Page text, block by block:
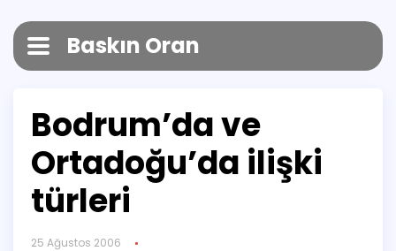
Baskın Oran
Bodrum’da ve
Ortadoğu’da ilişki
türleri
25 Ağustos 2006